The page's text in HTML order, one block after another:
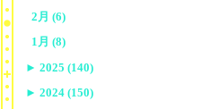
2月 (6)
1月 (8)
► 2025 (140)
► 2024 (150)